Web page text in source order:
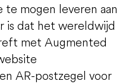
mogen leveren aan
is dat het wereldwijd
met Augmented
AR-postzegel voor